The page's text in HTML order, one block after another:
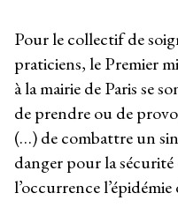
Pour le collectif de
praticiens, le Premier
à la mairie de Paris se
de prendre ou de
(…) de combattre un
danger pour la sécurité
l’occurrence